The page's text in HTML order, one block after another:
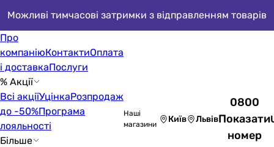
Можливі тимчасові затримки з відправленням товарів
Про
компаніюКонтактиОплата
і доставкаПослуги
% Акції
Всі акціїУцінкаРозпродаж
до -50%Програма
лояльності
Більше
Наші
магазини
Київ Львів
0800
Показати
номер